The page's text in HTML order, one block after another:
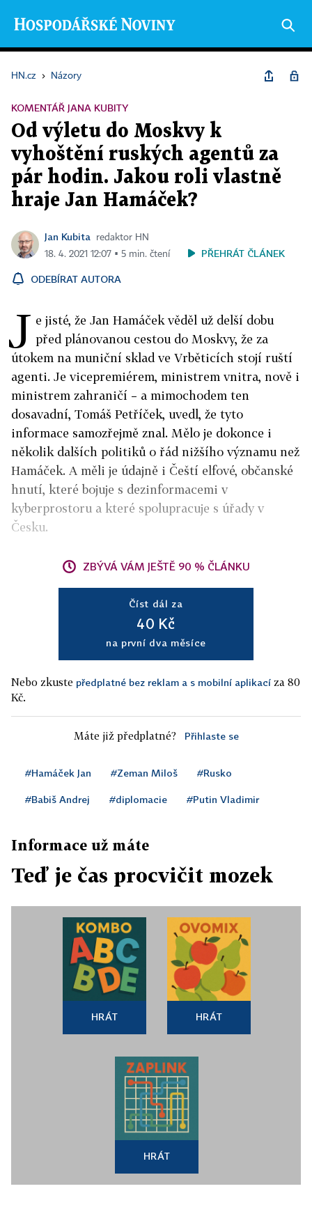
HN.cz › Názory
KOMENTÁŘ JANA KUBITY
Od výletu do Moskvy k
vyhoštění ruských agentů za
pár hodin. Jakou roli vlastně
hraje Jan Hamáček?
Jan Kubita
redaktor HN
18. 4. 2021 12:07 ▪ 5 min. čtení
PŘEHRÁT ČLÁNEK
ODEBÍRAT AUTORA
J e jisté, že Jan Hamáček věděl už delší dobu
před plánovanou cestou do Moskvy, že za
útokem na muniční sklad ve Vrběticích stojí ruští
agenti. Je vicepremiérem, ministrem vnitra, nově i
ministrem zahraničí – a mimochodem ten
dosavadní, Tomáš Petříček, uvedl, že tyto
informace samozřejmě znal. Mělo je dokonce i
několik dalších politiků o řád nižšího významu než
Hamáček. A měli je údajně i Čeští elfové, občanské
hnutí, které bojuje s dezinformacemi v
kyberprostoru a které spolupracuje s úřady v
Česku.
ZBÝVÁ VÁM JEŠTĚ 90 % ČLÁNKU
Číst dál za
40 Kč
na první dva měsíce
Nebo zkuste předplatné bez reklam a s mobilní aplikací za 80
Kč.
Máte již předplatné? Přihlaste se
#Hamáček Jan #Zeman Miloš #Rusko
#Babiš Andrej #diplomacie #Putin Vladimir
Informace už máte
Teď je čas procvičit mozek
HRÁT HRÁT
HRÁT